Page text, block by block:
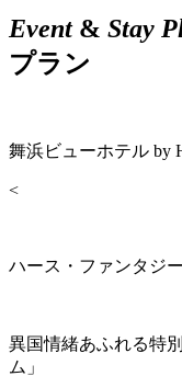
Event& Stay
プラン
舞浜ビューホテル
<
ハース・ファンタジ
異国情緒あふれる特
ム」